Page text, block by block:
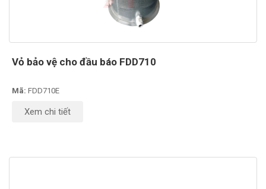
Vỏ bảo vệ cho đầu báo FDD710
Mã: FDD710E
Xem chi tiết